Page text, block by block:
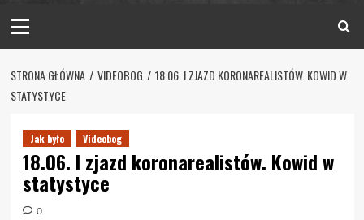
Menu
STRONA GŁÓWNA VIDEOBOG
18.06. I ZJAZD KORONAREALISTÓW. KOWID W
STATYSTYCE
Jak było Videobog
18.06. I zjazd koronarealistów. Kowid w
statystyce
0